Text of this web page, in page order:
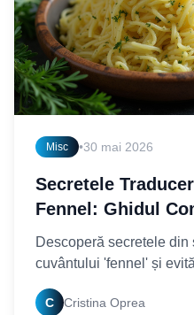
Misc •30 mai 2026
Secretele
Fennel: Ghidul
Descoperă secretele din
cuvântului 'fennel' și
Află cum să traduci
botanic
C Cristina Oprea